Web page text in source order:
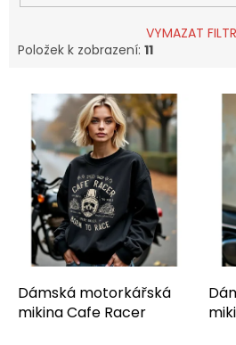
VYMAZAT
Položek k zobrazení: 11
Dámská motorkářská
mikina Cafe Racer